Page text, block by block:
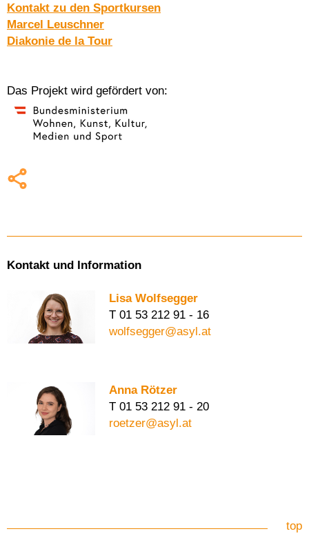
Kontakt zu den Sportkursen
Marcel Leuschner
Diakonie de la Tour
Das Projekt wird gefördert von:
Kontakt und Information
Lisa Wolfsegger
T 01 53 212 91 - 16
wolfsegger@asyl.at
Anna Rötzer
T 01 53 212 91 - 20
roetzer@asyl.at
top